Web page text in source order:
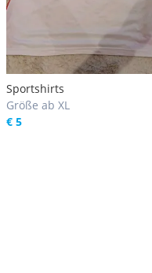
Sportshirts
Größe ab XL
€ 5